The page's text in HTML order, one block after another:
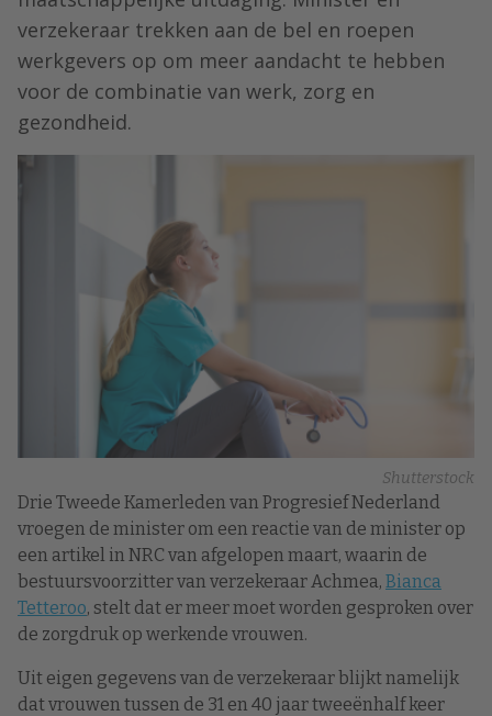
verzekeraar trekken aan de bel en roepen
werkgevers op om meer aandacht te hebben
voor de combinatie van werk, zorg en
gezondheid.
Shutterstock
Drie Tweede Kamerleden van Progresief Nederland
vroegen de minister om een reactie van de minister op
een artikel in NRC van afgelopen maart, waarin de
bestuursvoorzitter van verzekeraar Achmea, Bianca
Tetteroo, stelt dat er meer moet worden gesproken over
de zorgdruk op werkende vrouwen.
Uit eigen gegevens van de verzekeraar blijkt namelijk
dat vrouwen tussen de 31 en 40 jaar tweeënhalf keer